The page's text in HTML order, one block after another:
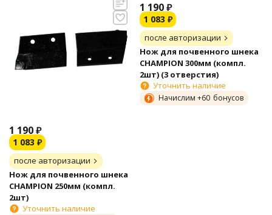
1 190₽
1 083 ₽
после авторизации
Нож для почвенного шнека
CHAMPION 250мм (компл.
2шт)
Уточнить наличие
1 190₽
1 083 ₽
после авторизации
Нож для почвенного шнека
CHAMPION 300мм (компл.
2шт) (3 отверстия)
Уточнить наличие
Начислим +60 бонусов